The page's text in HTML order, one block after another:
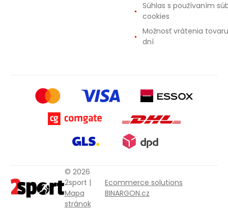
Súhlas s používaním
cookies
Možnosť vrátenia
dní
© 2026
2sport |
Mapa
stránok
Ecommerce solutions
BINARGON.cz